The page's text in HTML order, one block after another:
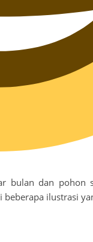
bulan dan pohon
ilustrasi